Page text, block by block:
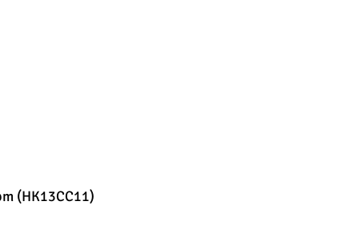
(HK13CC11)